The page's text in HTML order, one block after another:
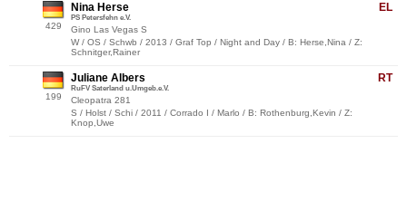
429
EL
Nina Herse
PS Petersfehn e.V.
Gino Las Vegas S
W / OS / Schwb / 2013 / Graf Top / Night and Day / B: Herse,Nina / Z:
Schnitger,Rainer
199
RT
Juliane Albers
RuFV Saterland u.Umgeb.e.V.
Cleopatra 281
S / Holst / Schi / 2011 / Corrado I / Marlo / B: Rothenburg,Kevin / Z:
Knop,Uwe